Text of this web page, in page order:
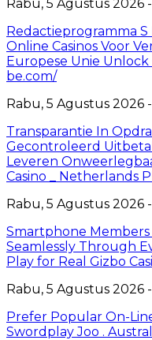
Rabu, 5 Agustus 2026
Redactieprogramma
Online Casinos Voor
Europese Unie
be.com/
Rabu, 5 Agustus 2026
Transparantie In
Gecontroleerd
Leveren
Casino _ Netherlands
Rabu, 5 Agustus 2026
Smartphone Members
Seamlessly Through
Play for Real Gizbo
Rabu, 5 Agustus 2026
Prefer Popular On-
Swordplay Joo .